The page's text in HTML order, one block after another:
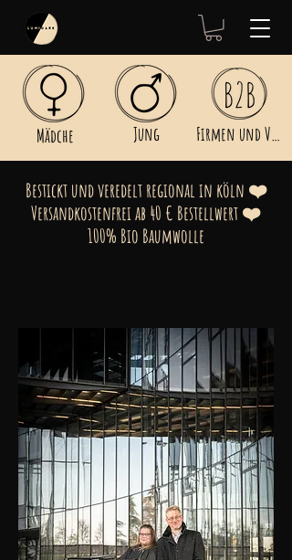
Mädche Jung Firmen und Vereine
Bestickt und veredelt regional in köln ❤️
Versandkostenfrei ab 40 € Bestellwert ❤️
100% Bio Baumwolle